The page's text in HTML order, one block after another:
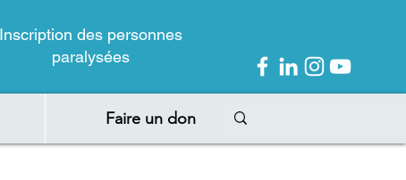
Inscription des personnes
paralysées
Faire un don